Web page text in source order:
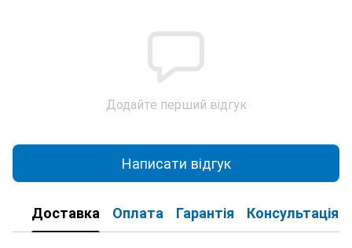
Додайте перший відгук
Написати відгук
Доставка Оплата Гарантія Консультація